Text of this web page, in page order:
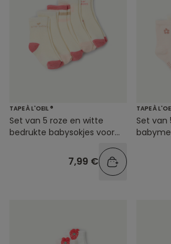
TAPE À L'OEIL ®
Set van 5 roze en witte
bedrukte babysokjes voor
7,99 €
TAPE À
Set van